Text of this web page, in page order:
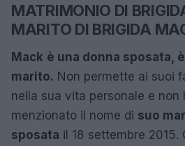
MATRIMONIO DI
MARITO DI BRIGIDA
Mack è una donna sposata ,
marito. Non permette ai suoi
nella sua vita personale e non
menzionato il nome di suo
sposata il 18 settembre